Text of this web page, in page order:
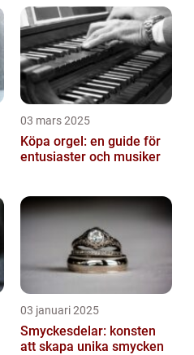
03 mars 2025
Köpa orgel: en guide för
entusiaster och musiker
03 januari 2025
Smyckesdelar: konsten
att skapa unika smycken